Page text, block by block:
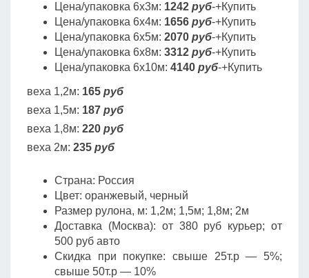
Цена/упаковка 6х3м: 1242 руб-+Купить
Цена/упаковка 6х4м: 1656 руб-+Купить
Цена/упаковка 6х5м: 2070 руб-+Купить
Цена/упаковка 6х8м: 3312 руб-+Купить
Цена/упаковка 6х10м: 4140 руб-+Купить
веха 1,2м: 165 руб
веха 1,5м: 187 руб
веха 1,8м: 220 руб
веха 2м: 235 руб
Страна: Россия
Цвет: оранжевый, черный
Размер рулона, м: 1,2м; 1,5м; 1,8м; 2м
Доставка (Москва): от 380 руб курьер; от
500 руб авто
Скидка при покупке: свыше 25т.р — 5%;
свыше 50т.р — 10%